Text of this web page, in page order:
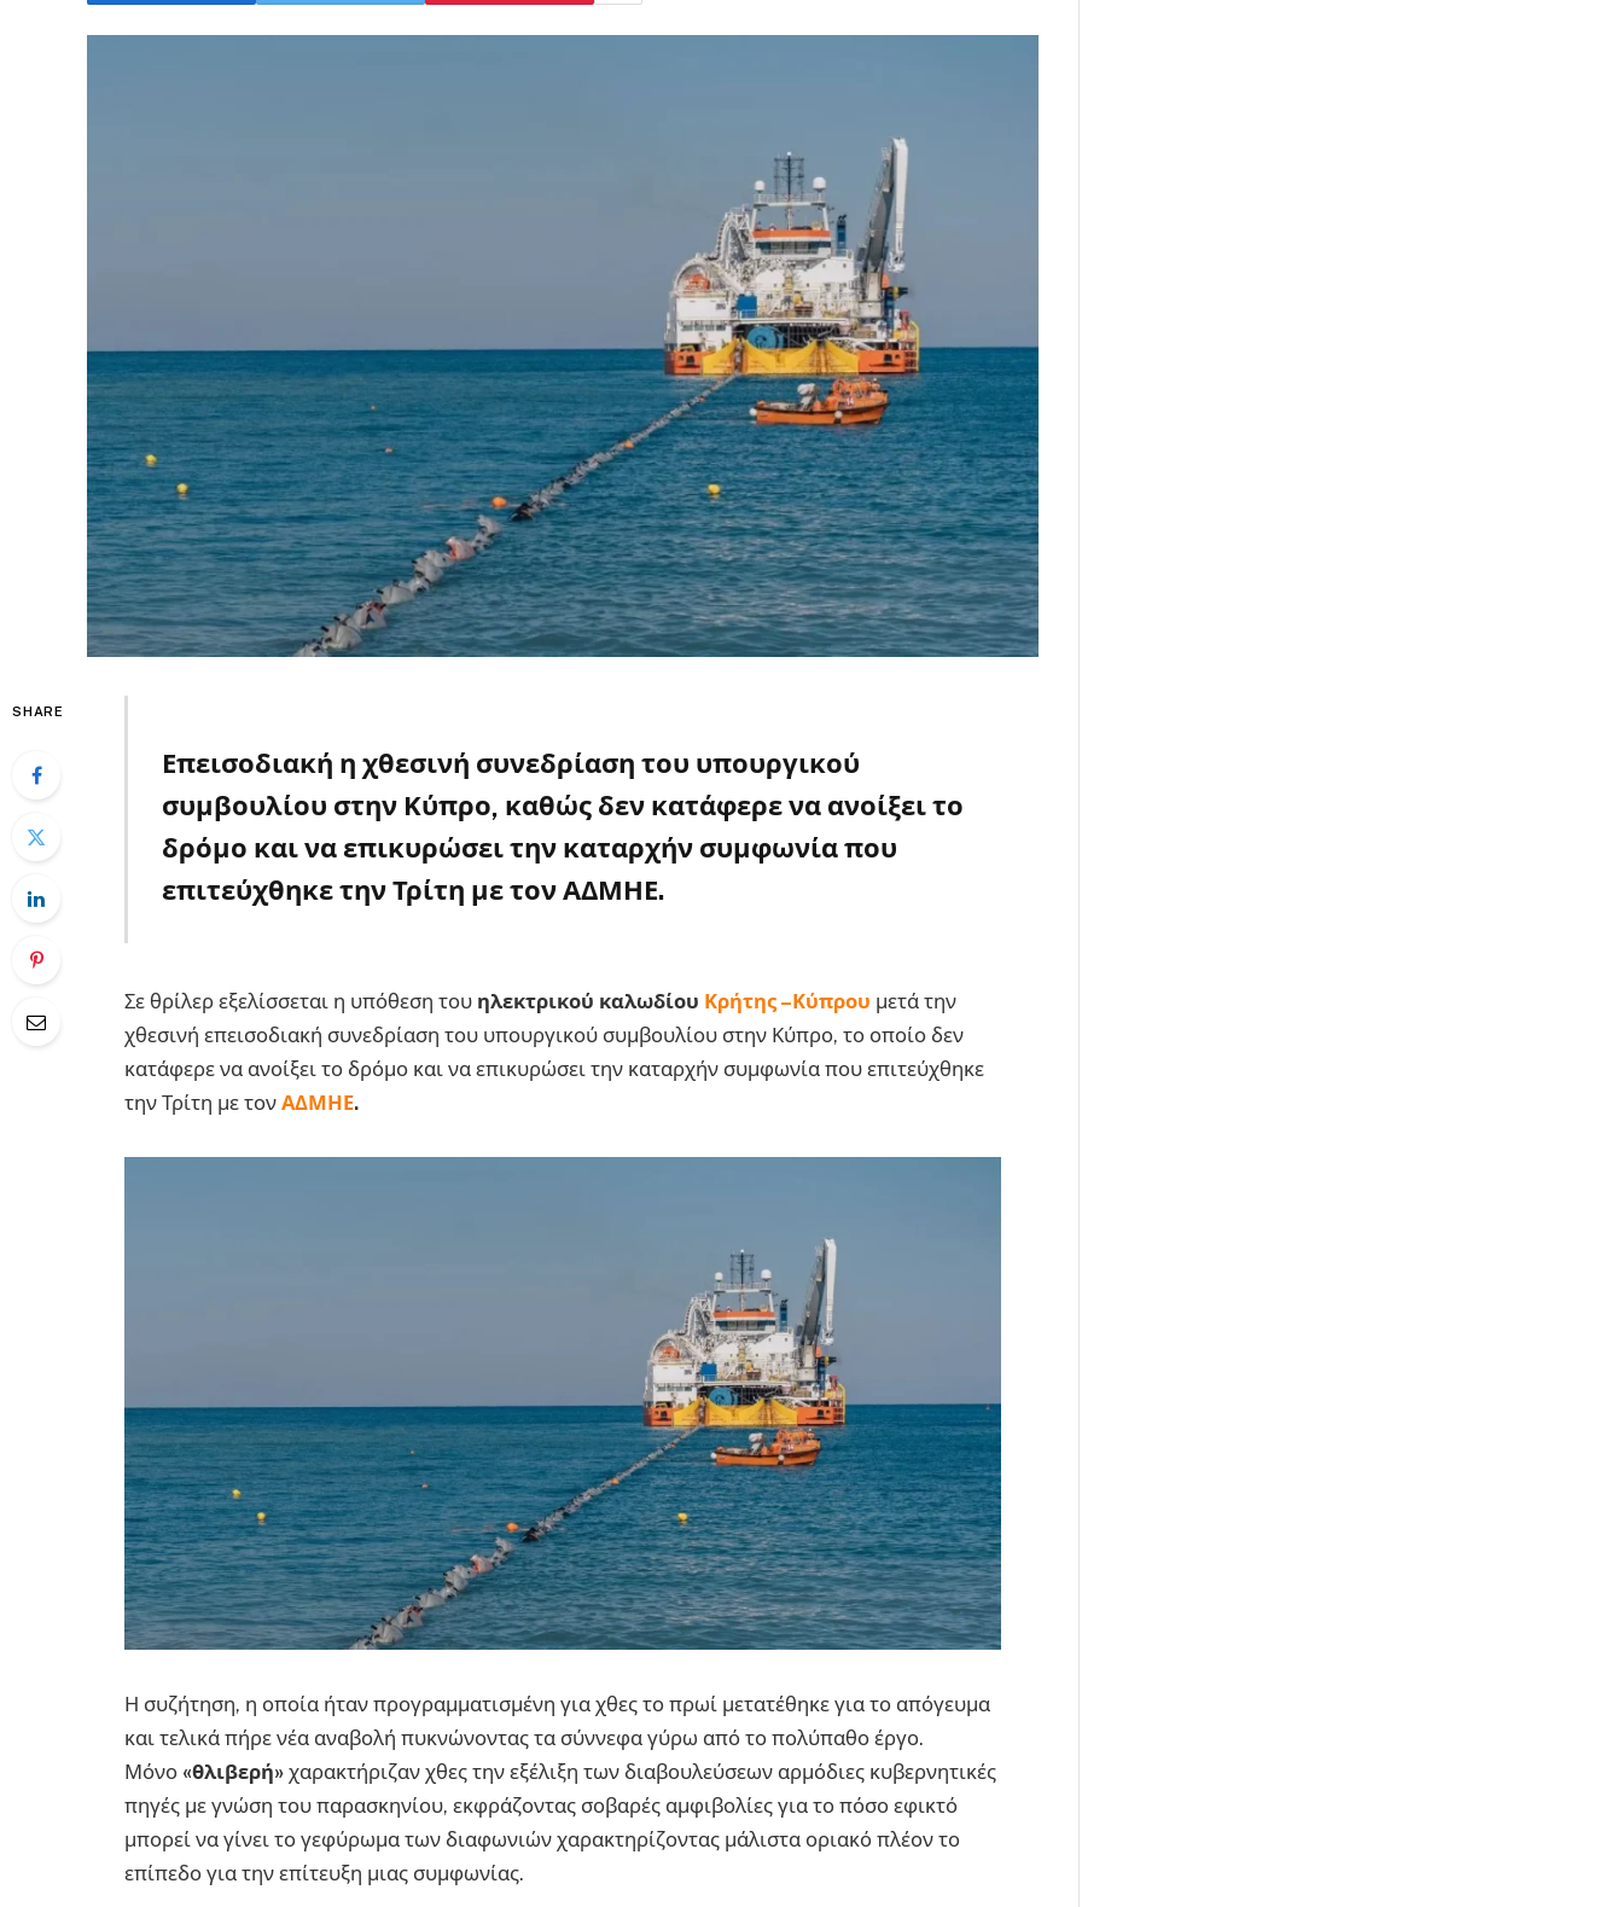
SHARE
Επεισοδιακή η χθεσινή συνεδρίαση του υπουργικού
συμβουλίου στην Κύπρο, καθώς δεν κατάφερε να ανοίξει το
δρόμο και να επικυρώσει την καταρχήν συμφωνία που
επιτεύχθηκε την Τρίτη με τον ΑΔΜΗΕ.Κρήτης
Σε θρίλερ εξελίσσεται η υπόθεση του ηλεκτρικού καλωδίου Κρήτης –Κύπρου μετά την
χθεσινή επεισοδιακή συνεδρίαση του υπουργικού συμβουλίου στην Κύπρο, το οποίο δεν
κατάφερε να ανοίξει το δρόμο και να επικυρώσει την καταρχήν συμφωνία που επιτεύχθηκε
την Τρίτη με τον ΑΔΜΗΕ.
Η συζήτηση, η οποία ήταν προγραμματισμένη για χθες το πρωί μετατέθηκε για το απόγευμα
και τελικά πήρε νέα αναβολή πυκνώνοντας τα σύννεφα γύρω από το πολύπαθο έργο.
Μόνο «θλιβερή» χαρακτήριζαν χθες την εξέλιξη των διαβουλεύσεων αρμόδιες κυβερνητικές
πηγές με γνώση του παρασκηνίου, εκφράζοντας σοβαρές αμφιβολίες για το πόσο εφικτό
μπορεί να γίνει το γεφύρωμα των διαφωνιών χαρακτηρίζοντας μάλιστα οριακό πλέον το
επίπεδο για την επίτευξη μιας συμφωνίας.